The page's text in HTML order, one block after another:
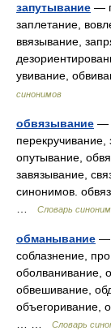
запутывание —
заплетание,
ввязывание,
увивание,
синонимов
обвязывание —
перекручивание,
опутывание,
завязывание,
синонимов.
Словарь
обманывание —
соблазнение,
оболванивание,
обвешивание,
объегоривание,
Словарь